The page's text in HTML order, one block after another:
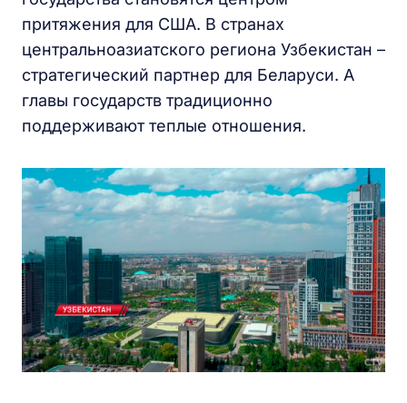
притяжения для США. В странах
центральноазиатского региона Узбекистан –
стратегический партнер для Беларуси. А
главы государств традиционно
поддерживают теплые отношения.